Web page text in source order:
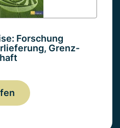
Forschung
Grenz-